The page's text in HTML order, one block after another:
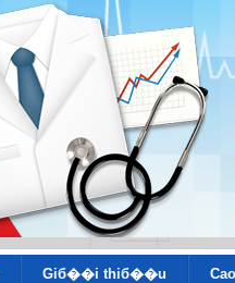
Giб��i thiб��u